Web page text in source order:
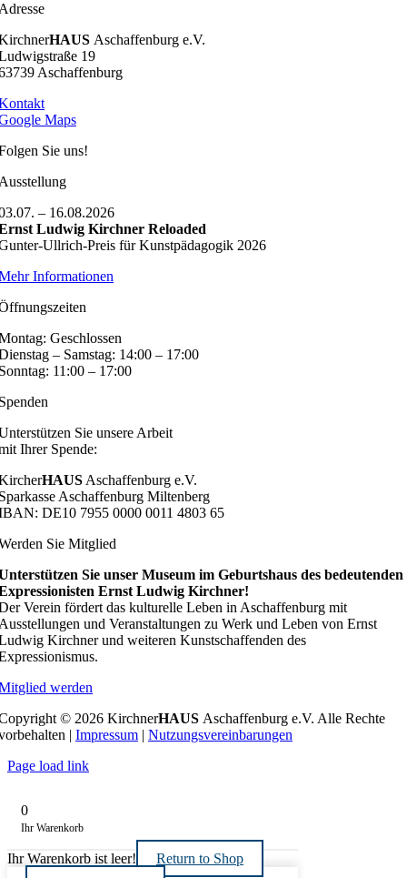
HAUS Aschaffenburg e.V.
19
Aschaffenburg
Maps
Sie uns!
– 16.08.2026
Ludwig Kirchner Reloaded
Ullrich-Preis für Kunstpädagogik 2026
Informationen
Geschlossen
– Samstag: 14:00 – 17:00
11:00 – 17:00
Sie unsere Arbeit
Ihrer Spende:
HAUS Aschaffenburg e.V.
Aschaffenburg Miltenberg
DE10 7955 0000 0011 4803 65
Sie Mitglied
Sie unser Museum im Geburtshaus des bedeutenden
Ernst Ludwig Kirchner!
Verein fördert das kulturelle Leben in Aschaffenburg mit
und Veranstaltungen zu Werk und Leben von Ernst
Kirchner und weiteren Kunstschaffenden des
werden
© 2026 KirchnerHAUS Aschaffenburg e.V. Alle Rechte
| Impressum | Nutzungsvereinbarungen
Page load link
0
Ihr Warenkorb
Ihr Warenkorb ist leer!
Return to Shop